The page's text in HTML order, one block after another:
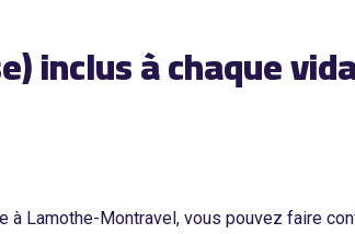
inclus à chaque
Lamothe-Montravel, vous pouvez faire